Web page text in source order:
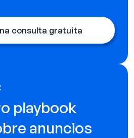
consulta gratuita
playbook
anuncios